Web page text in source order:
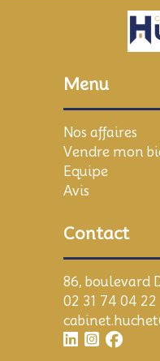
Menu
Nos affaires
Vendre mon
Equipe
Avis
Contact
86, boulevard
02 31 74 04 22